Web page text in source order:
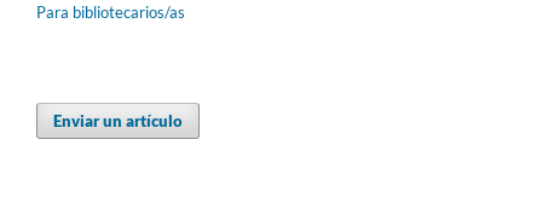
Para bibliotecarios/as
Enviar un artículo